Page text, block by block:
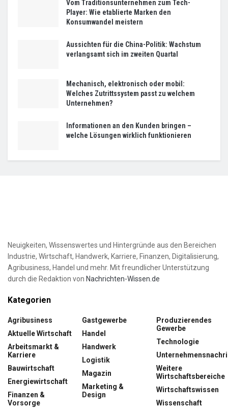
Vom Traditionsunternehmen zum Tech-
Player: Wie etablierte Marken den
Konsumwandel meistern
Aussichten für die China-Politik: Wachstum
verlangsamt sich im zweiten Quartal
Mechanisch, elektronisch oder mobil:
Welches Zutrittssystem passt zu welchem
Unternehmen?
Informationen an den Kunden bringen –
welche Lösungen wirklich funktionieren
Neuigkeiten, Wissenswertes und Hintergründe aus den Bereichen
Industrie, Wirtschaft, Handwerk, Karriere, Finanzen, Digitalisierung,
Agribusiness, Handel und mehr. Mit freundlicher Unterstützung
durch die Redaktion von Nachrichten-Wissen.de
Kategorien
Agribusiness
Aktuelle Wirtschaft
Arbeitsmarkt &
Karriere
Bauwirtschaft
Energiewirtschaft
Finanzen &
Vorsorge
Gastgewerbe
Handel
Handwerk
Logistik
Magazin
Marketing &
Design
Produzierendes
Gewerbe
Technologie
Weitere
Wirtschaftsbereiche
Wirtschaftswissen
Wissenschaft